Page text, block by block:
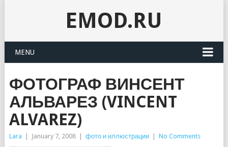
EMOD.RU
MENU
ФОТОГРАФ ВИНСЕНТ
АЛЬВАРЕЗ (VINCENT
ALVAREZ)
Lara January 7, 2008 фото и иллюстрации No Comments